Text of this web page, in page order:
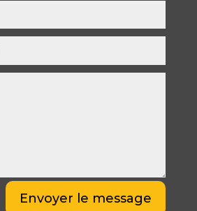
Envoyer le message